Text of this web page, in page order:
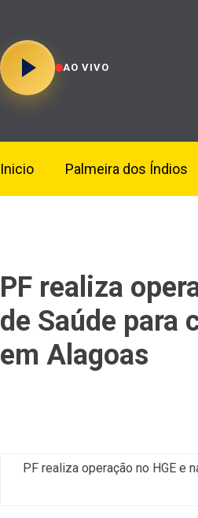
AO VIVO
Inicio Palmeira dos Índios
PF realiza
de Saúde para
em Alagoas
PF realiza operação no HGE e